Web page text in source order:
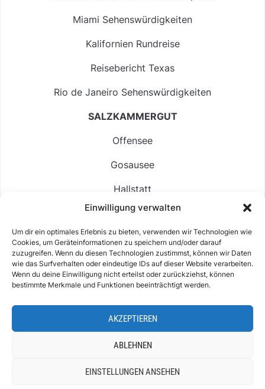
Einwilligung verwalten
Um dir ein optimales Erlebnis zu bieten, verwenden wir Technologien wie
Cookies, um Geräteinformationen zu speichern und/oder darauf
zuzugreifen. Wenn du diesen Technologien zustimmst, können wir Daten
wie das Surfverhalten oder eindeutige IDs auf dieser Website verarbeiten.
Wenn du deine Einwilligung nicht erteilst oder zurückziehst, können
bestimmte Merkmale und Funktionen beeinträchtigt werden.
AKZEPTIEREN
ABLEHNEN
EINSTELLUNGEN ANSEHEN
Miami Sehenswürdigkeiten
Kalifornien Rundreise
Reisebericht Texas
Rio de Janeiro Sehenswürdigkeiten
SALZKAMMERGUT
Offensee
Gosausee
Hallstatt
Langbathsee
Altausseer See
Hintersee
IMPRESSUM & KONTAKT